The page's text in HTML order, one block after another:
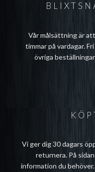
Vår målsättning är
timmar på vardagar.
övriga
Vi ger dig 30 dagars
returnera. På
information du